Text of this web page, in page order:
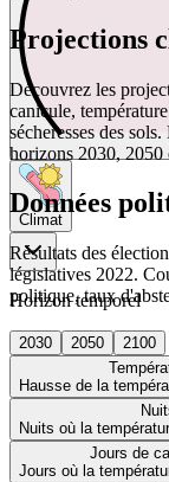
Climat
Horizon temporel
2030 2050
2100
Hausse de la
Nuits où la
Jours de
Jours où la
Projections
Découvrez les
canicule,
sécheresses des
horizons 2030, 2050
Données
Résultats des
législatives 2022.
politique, taux